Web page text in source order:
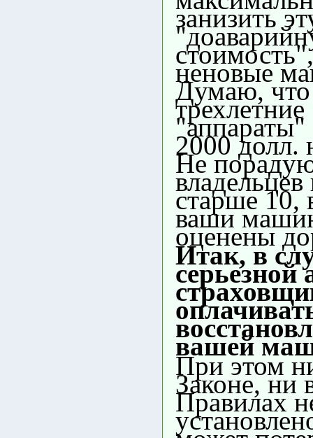
занизить
неновые
Думаю, что
трехлетние
2000 долл.
Не
старше 10,
ваши
оценены
Итак, в
серьезной
вашей
При этом
Законе, ни
Правилах